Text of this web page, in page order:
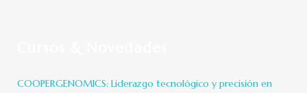
COOPERGENOMICS: Liderazgo tecnológico y precisión en